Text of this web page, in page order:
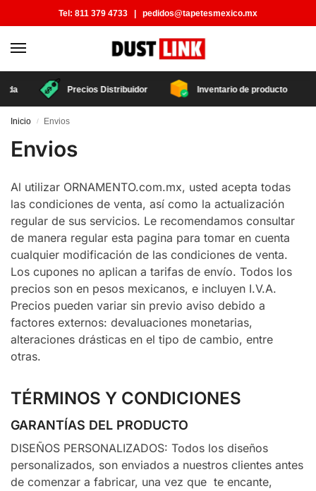
Tel: 811 379 4733 | pedidos@tapetesmexico.mx
Precios Distribuidor Inventario de producto
Inicio / Envios
Envios
Al utilizar ORNAMENTO.com.mx, usted acepta todas
las condiciones de venta, así como la actualización
regular de sus servicios. Le recomendamos consultar
de manera regular esta pagina para tomar en cuenta
cualquier modificación de las condiciones de venta.
Los cupones no aplican a tarifas de envío. Todos los
precios son en pesos mexicanos, e incluyen I.V.A.
Precios pueden variar sin previo aviso debido a
factores externos: devaluaciones monetarias,
alteraciones drásticas en el tipo de cambio, entre
otras.
TÉRMINOS Y CONDICIONES
GARANTÍAS DEL PRODUCTO
DISEÑOS PERSONALIZADOS: Todos los diseños
personalizados, son enviados a nuestros clientes antes
de comenzar a fabricar, una vez que te encante,